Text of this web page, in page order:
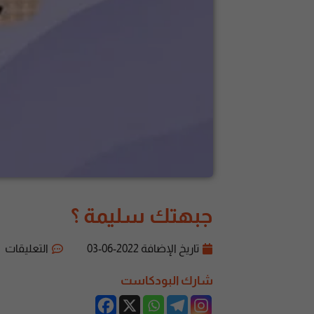
جبهتك سليمة ؟
تاريخ الإضافة 2022-06-03 التعليقات
شارك البودكاست